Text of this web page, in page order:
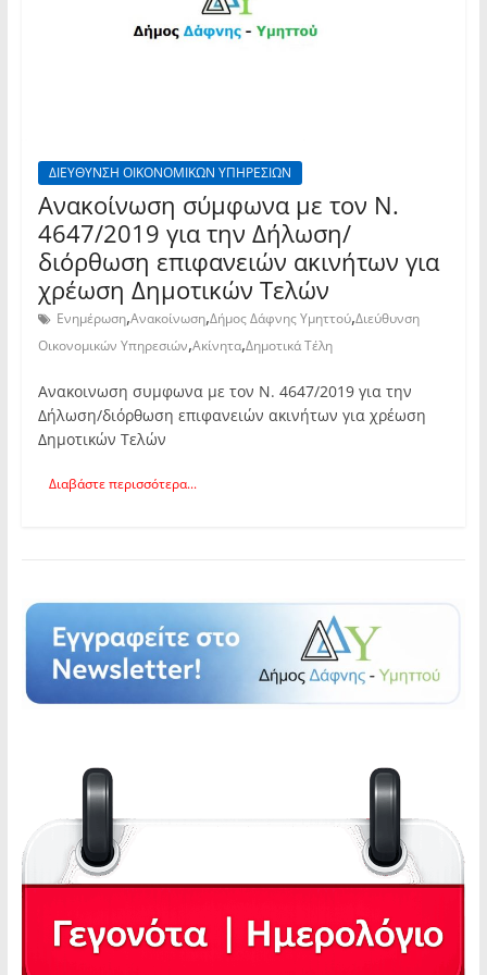
ΔΙΕΥΘΥΝΣΗ ΟΙΚΟΝΟΜΙΚΩΝ ΥΠΗΡΕΣΙΩΝ
Ανακοίνωση σύμφωνα με τον Ν.
4647/2019 για την Δήλωση/
διόρθωση επιφανειών ακινήτων για
χρέωση Δημοτικών Τελών
Ενημέρωση,Ανακοίνωση,Δήμος Δάφνης Υμηττού,Διεύθυνση
Οικονομικών Υπηρεσιών,Ακίνητα,Δημοτικά Τέλη
Ανακοινωση συμφωνα με τον Ν. 4647/2019 για την
Δήλωση/διόρθωση επιφανειών ακινήτων για χρέωση
Δημοτικών Τελών
Διαβάστε περισσότερα...